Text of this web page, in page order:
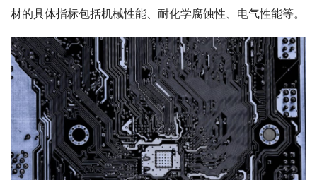
材的具体指标包括机械性能、耐化学腐蚀性、电气性能等。